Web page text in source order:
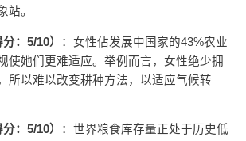
站。
： 5/10）
：女性佔发展中国家的43%农业
使她们更难适应。举例而言，女性绝少拥
所以难以改变耕种方法，以适应气候转
： 5/10）
：世界粮食库存量正处于历史低